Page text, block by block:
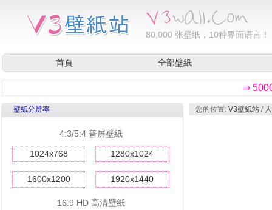
80,000 张壁纸，10种界面语言！
首頁 全部壁紙
⇒
壁紙分辨率
4:3/5:4 普屏壁紙
1024x768 1280x1024
1600x1200 1920x1440
16:9 HD 高清壁紙
您的位置: V3壁紙站 /